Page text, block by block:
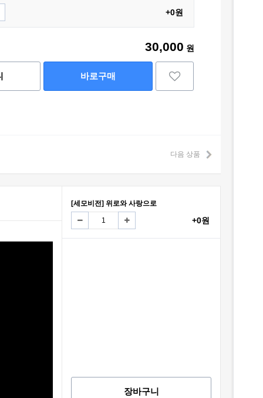
+0원
30,000 원
바로구매
다음 상품
[세모비전] 위로와 사랑으로
+0원
장바구니